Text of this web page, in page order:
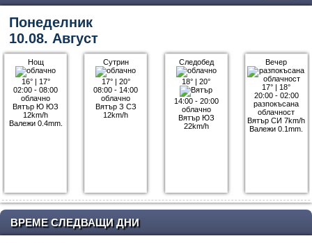
Понеделник
10.08. Август
Нощ
16°| 17°
02:00 - 08:00
облачно
Вятър Ю ЮЗ
12km/h
Валежи 0.4mm.
Сутрин
17°| 20°
08:00 - 14:00
облачно
Вятър З СЗ
12km/h
Следобед
18° |20°
14:00 - 20:00
облачно
Вятър ЮЗ
22km/h
Вечер
17° | 18°
20:00 - 02:00
разпокъсана
облачност
Вятър СИ 7km/h
Валежи 0.1mm.
ВРЕМЕ СЛЕДВАЩИ ДНИ